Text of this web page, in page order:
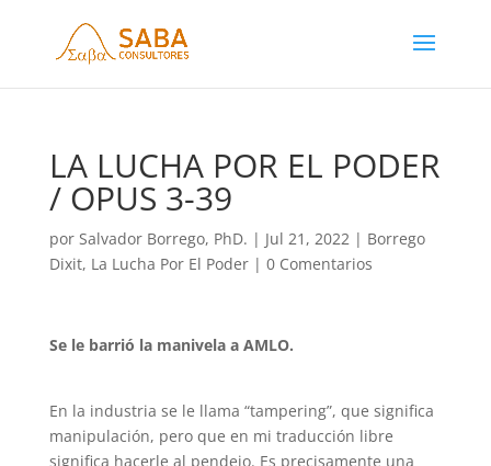
LA LUCHA POR EL PODER
/ OPUS 3-39
por Salvador Borrego, PhD. | Jul 21, 2022| Borrego
Dixit, La Lucha Por El Poder| 0 Comentarios
Se le barrió la manivela a AMLO.
En la industria se le llama “tampering”, que significa
manipulación, pero que en mi traducción libre
significa hacerle al pendejo. Es precisamente una